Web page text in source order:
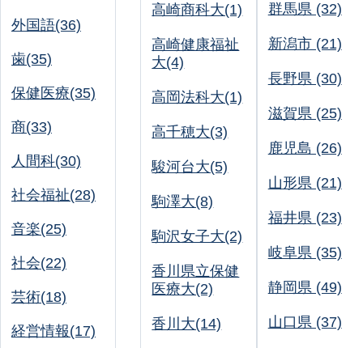
外国語(36)
歯(35)
保健医療(35)
商(33)
人間科(30)
社会福祉(28)
音楽(25)
社会(22)
芸術(18)
経営情報(17)
高崎商科大(1)
高崎健康福祉
大(4)
高岡法科大(1)
高千穂大(3)
駿河台大(5)
駒澤大(8)
駒沢女子大(2)
香川県立保健
医療大(2)
香川大(14)
群馬県 (32)
新潟市 (21)
長野県 (30)
滋賀県 (25)
鹿児島 (26)
山形県 (21)
福井県 (23)
岐阜県 (35)
静岡県 (49)
山口県 (37)